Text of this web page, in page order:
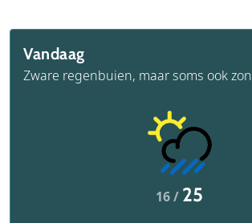
Vandaag
Zware regenbuien, maar soms ook zon
16 / 25